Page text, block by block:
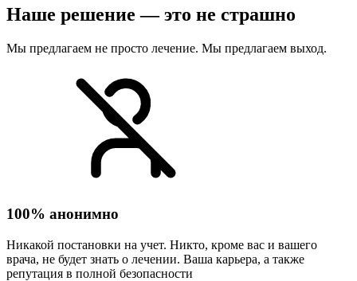
Наше решение — это не страшно
Мы предлагаем не просто лечение. Мы предлагаем выход.
100% анонимно
Никакой постановки на учет. Никто, кроме вас и вашего
врача, не будет знать о лечении. Ваша карьера, а также
репутация в полной безопасности